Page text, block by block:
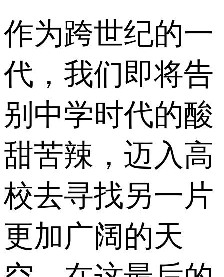
作为跨世纪的一
代，我们即将告
别中学时代的酸
甜苦辣，迈入高
校去寻找另一片
更加广阔的天